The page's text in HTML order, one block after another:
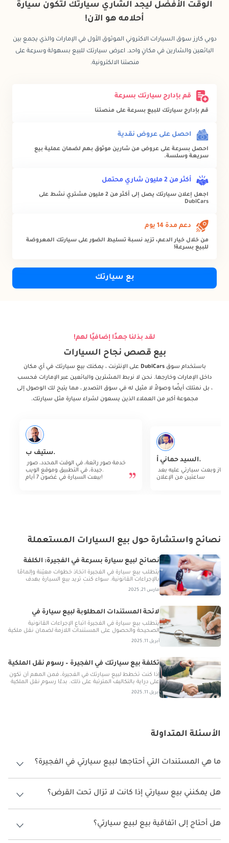
بع سيارتك
قم بإدارج سيارتك بسرعة
قم بإدارج سيارتك للبيع بسرعة على منصتنا
احصل على عروض نقدية
احصل بسرعة على عروض من شارين موثوق بهم لضمان عملية بيع
سريعة وسلسة.
أكثر من 2 مليون شاري محتمل
اجعل إعلان سيارتك يصل إلى أكثر من 2 مليون مشتري نشط على
DubiCars
دعم مدة 14 يوم
من خلال خيار الدعم، تزيد نسبة تسليط الضور على سيارتك المعروضة
للبيع بسرعة!
الوقت الأفضل ليجد الشاري سيارتك لتكون سيارة
أحلامه هو الآن!
دوبي كارز سوق السيارات الاكتروني الموثوق الأول في الإمارات والذي يجمع بين
البائعين والشارين في مكانٍ واحد. اعرض سيارتك للبيع بسهولة وسرعة على
منصتنا الالكترونية.
لقد بذلنا جهدًا إضافيًا لهم!
بيع قصص نجاح السيارات
باستخدام سوقDubiCars على الإنترنت ، يمكنك بيع سيارتك في أي مكان
داخل الإمارات وخارجها. نحن لا نربط المشترين والبائعين عبر الإمارات فحسب
، بل نمتلك أيضًا وصولاً لا مثيل له في سوق التصدير ، مما يتيح لك الوصول إلى
مجموعة أكبر من العملاء الذين يسعون لشراء سيارة مثل سيارتك.
ستيف ب.
خدمة صور رائعة، في الوقت المحدد، صور
جيدة، في التطبيق وموقع الويب.
بيعت السيارة في غضون 7 أيام!
السيد حماني أ.
ساعتين من الإعلان
نصائح واستشارة حول بيع السيارات المستعملة
نصائح لبيع سيارة بسرعة في الفجيرة: الكلفة
والإجراءات القانونية
يتطلب بيع سيارة في الفجيرة اتخاذ خطوات معيّنة وإلمامًا
بالإجراءات القانونية. سواء كنت تريد بيع السيارة بهدف
التجديد أو لأسباب مادية، إليك أفضل منصات البيع وطرق
الحصول على الصفقة الأفضل.
مارس 21, 2025
لائحة المستندات المطلوبة لبيع سيارة في
الفجيرة
يتطلب بيع سيارة في الفجيرة اتباع الإجراءات القانونية
الصحيحة والحصول على المستندات اللازمة لضمان نقل ملكية
سلس. يوفر هذا الدليل جميع الخطوات الأساسية ويُدرج
الأوراق اللازمة لإتمام عملية البيع بسلاسة.
أبريل 11, 2025
تكلفة بيع سيارتك في الفجيرة – رسوم نقل الملكية
ونصائح إضافية
إذا كنت تخطط لبيع سيارتك في الفجيرة، فمن المهم أن تكون
على دراية بالتكاليف المترتبة على ذلك. بدءًا رسوم نقل الملكية
وصولاً إلى عمليات الفحص، هناك عدة عوامل تؤثّر على إجمالي
التكلفة. سيساعدك هذا الدليل على فهم التكاليف والإجراءات
أبريل 11, 2025
الأسئلة المتداولة
ما هي المستندات التي أحتاجها لبيع سيارتي في الفجيرة؟
بطاقة الهوية الإماراتية، تسجيل المركبة (الملكية)، شهادة فحص السيارة (إذا
لزم الأمر)، خطاب براءة ذمة البنك (إذا تم تمويلها)، وسجلات الصيانة.
هل يمكنني بيع سيارتي إذا كانت لا تزال تحت القرض؟
نعم، ولكنك ستحتاج إلى خطاب براءة ذمة بنكي يؤكد تسوية القرض قبل
النقل.
هل أحتاج إلى اتفاقية بيع لبيع سيارتي؟